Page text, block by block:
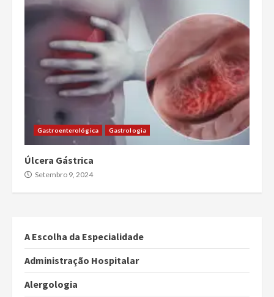
Gastroenterológica Gastrologia
Úlcera Gástrica
Setembro 9, 2024
A Escolha da Especialidade
Administração Hospitalar
Alergologia